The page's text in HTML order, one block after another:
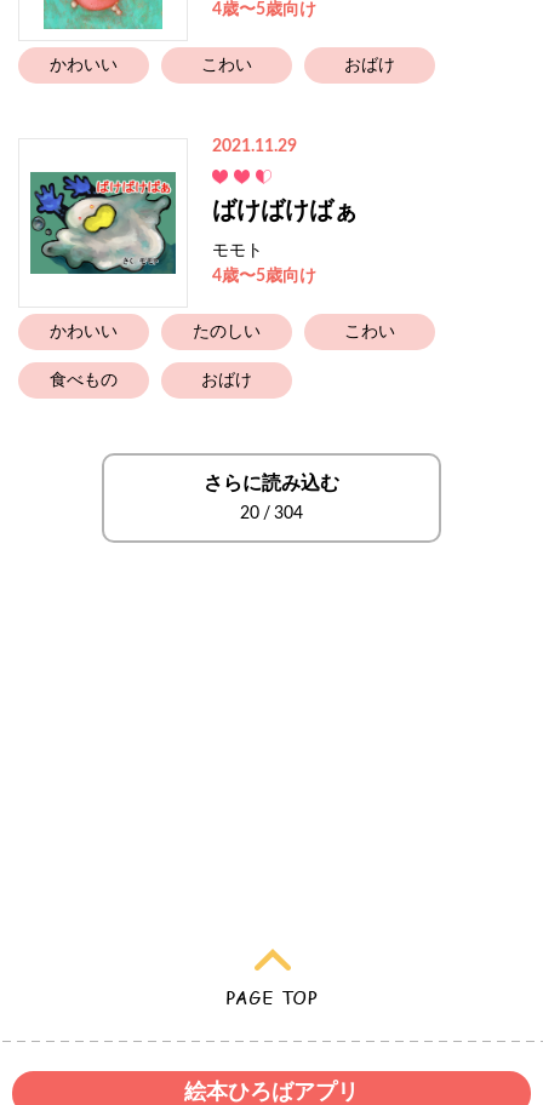
4歳〜5歳向け
かわいい こわい おばけ
2021.11.29
ばけばけばぁ
モモト
4歳〜5歳向け
かわいい たのしい こわい
食べもの おばけ
さらに読み込む
20 / 304
絵本ひろばアプリ